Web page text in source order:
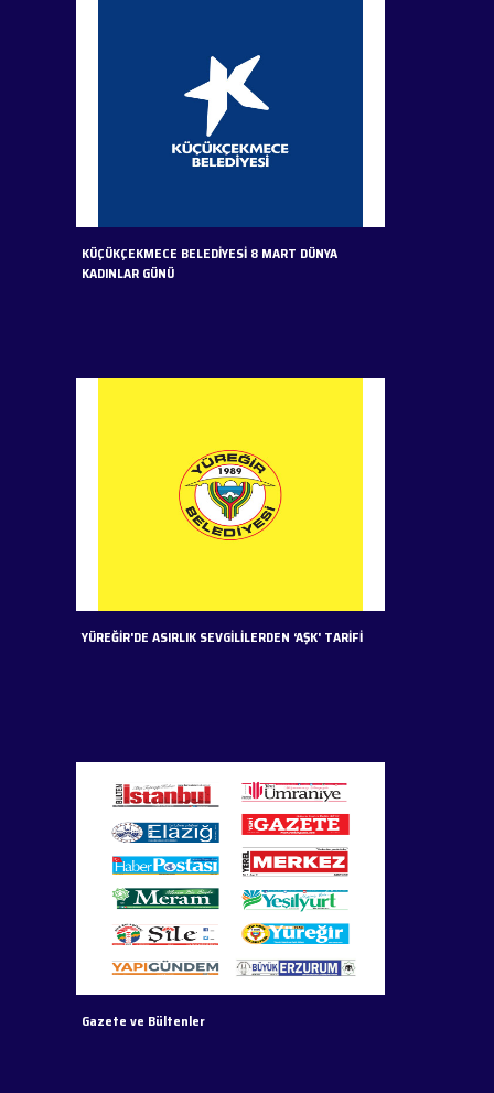
KÜÇÜKÇEKMECE BELEDİYESİ 8 MART DÜNYA
KADINLAR GÜNÜ
YÜREĞİR'DE ASIRLIK SEVGİLİLERDEN ‘AŞK' TARİFİ
Gazete ve Bültenler